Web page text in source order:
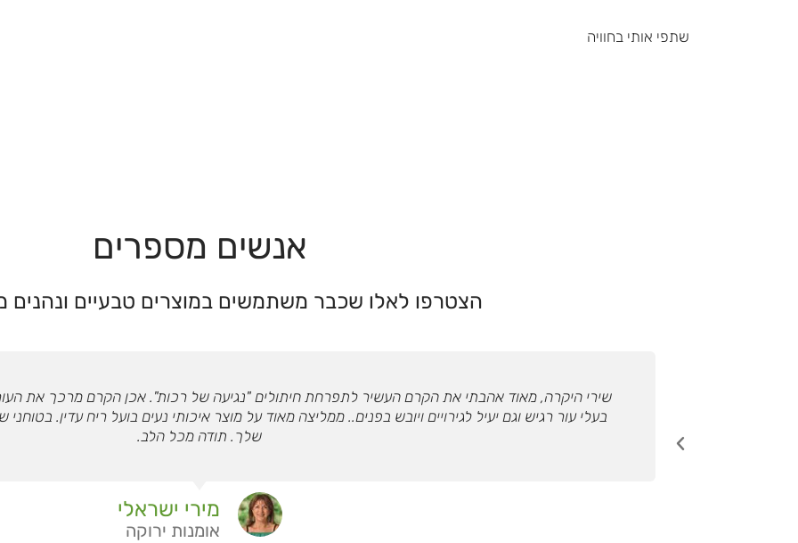
שתפי אותי בחוויה
אנשים מספרים
הצטרפו לאלו שכבר משתמשים במוצרים טבעיים ונהנים
שירי היקרה, מאוד אהבתי את הקרם העשיר לתפרחת חיתולים "נגיעה של רכות". אכן הקרם מרכך את
בעלי עור רגיש וגם יעיל לגירויים ויובש בפנים.. ממליצה מאוד על מוצר איכותי נעים בועל ריח עדין.
שלך. תודה מכל הלב.
מירי ישראלי
אומנות ירוקה
הבא